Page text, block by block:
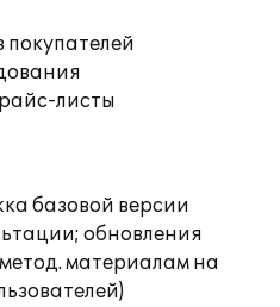
листы
базовой версии
обновления
материалам на